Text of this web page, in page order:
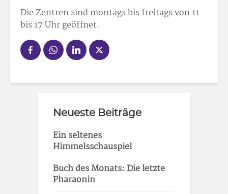
Die Zentren sind montags bis freitags von 11
bis 17 Uhr geöffnet.
Neueste Beiträge
Ein seltenes
Himmelsschauspiel
Buch des Monats: Die letzte
Pharaonin